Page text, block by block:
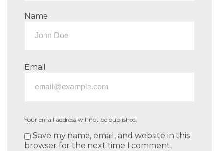
Name
Email
Your email address will not be published.
Save my name, email, and website in this
browser for the next time I comment.